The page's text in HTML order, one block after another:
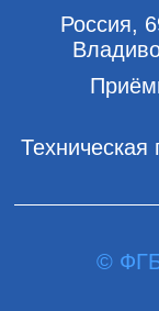
Россия,
Техническая
©